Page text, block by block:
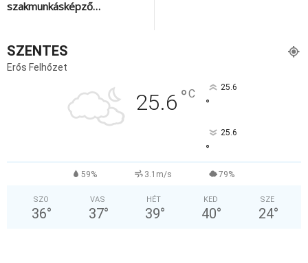
szakmunkásképző…
SZENTES
Erős Felhőzet
25.6 °C 25.6
°
25.6
°
59% 3.1m/s 79%
SZO
36°
VAS
37°
HÉT
39°
KED
40°
SZE
24°